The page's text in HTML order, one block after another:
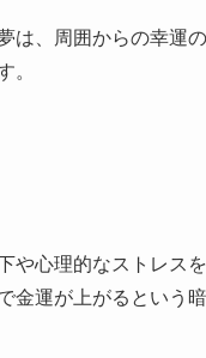
は、周囲からの幸運
。
や心理的なストレス
金運が上がるという